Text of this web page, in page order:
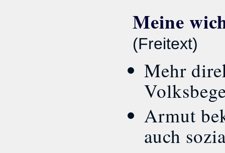
Meine
(Freitext)
Mehr
Armut
auch